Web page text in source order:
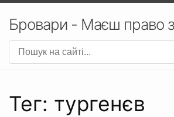
Бровари - Маєш право
Тег: тургенєв